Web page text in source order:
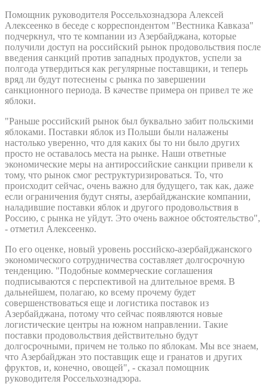
Помощник руководителя Россельхознадзора Алексей
Алексеенко в беседе с корреспондентом "Вестника Кавказа"
подчеркнул, что те компании из Азербайджана, которые
получили доступ на российский рынок продовольствия после
введения санкций против западных продуктов, успели за
полгода утвердиться как регулярные поставщики, и теперь
вряд ли будут потеснены с рынка по завершении
санкционного периода. В качестве примера он привел те же
яблоки.
"Раньше российский рынок был буквально забит польскими
яблоками. Поставки яблок из Польши были налажены
настолько уверенно, что для каких бы то ни было других
просто не оставалось места на рынке. Наши ответные
экономические меры на антироссийские санкции привели к
тому, что рынок смог реструктуризироваться. То, что
происходит сейчас, очень важно для будущего, так как, даже
если ограничения будут сняты, азербайджанские компании,
наладившие поставки яблок и другого продовольствия в
Россию, с рынка не уйдут. Это очень важное обстоятельство",
- отметил Алексеенко.
По его оценке, новый уровень российско-азербайджанского
экономического сотрудничества составляет долгосрочную
тенденцию. "Подобные коммерческие соглашения
подписываются с перспективой на длительное время. В
дальнейшем, полагаю, ко всему прочему будет
совершенствоваться еще и логистика поставок из
Азербайджана, потому что сейчас появляются новые
логистические центры на южном направлении. Такие
поставки продовольствия действительно будут
долгосрочными, причем не только по яблокам. Мы все знаем,
что Азербайджан это поставщик еще и гранатов и других
фруктов, и, конечно, овощей", - сказал помощник
руководителя Россельхознадзора.